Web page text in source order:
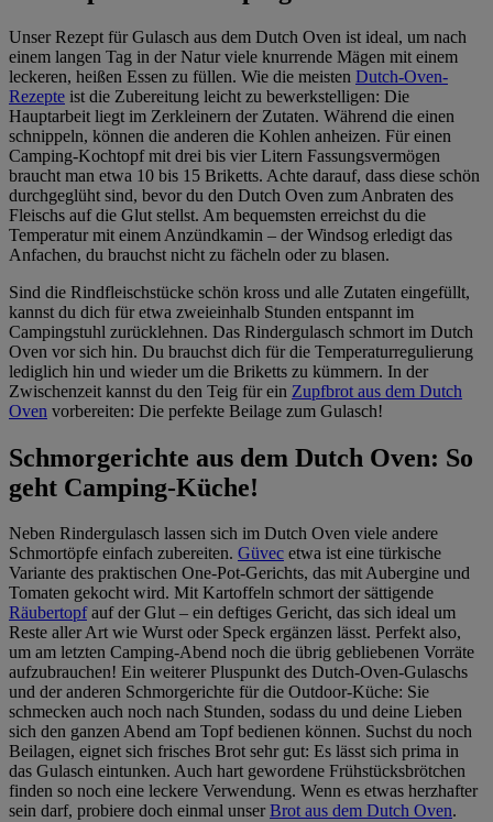
Unser Rezept für Gulasch aus dem Dutch Oven ist ideal, um nach
einem langen Tag in der Natur viele knurrende Mägen mit einem
leckeren, heißen Essen zu füllen. Wie die meisten Dutch-Oven-
Rezepte ist die Zubereitung leicht zu bewerkstelligen: Die
Hauptarbeit liegt im Zerkleinern der Zutaten. Während die einen
schnippeln, können die anderen die Kohlen anheizen. Für einen
Camping-Kochtopf mit drei bis vier Litern Fassungsvermögen
braucht man etwa 10 bis 15 Briketts. Achte darauf, dass diese schön
durchgeglüht sind, bevor du den Dutch Oven zum Anbraten des
Fleischs auf die Glut stellst. Am bequemsten erreichst du die
Temperatur mit einem Anzündkamin – der Windsog erledigt das
Anfachen, du brauchst nicht zu fächeln oder zu blasen.
Sind die Rindfleischstücke schön kross und alle Zutaten eingefüllt,
kannst du dich für etwa zweieinhalb Stunden entspannt im
Campingstuhl zurücklehnen. Das Rindergulasch schmort im Dutch
Oven vor sich hin. Du brauchst dich für die Temperaturregulierung
lediglich hin und wieder um die Briketts zu kümmern. In der
Zwischenzeit kannst du den Teig für ein Zupfbrot aus dem Dutch
Oven vorbereiten: Die perfekte Beilage zum Gulasch!
Schmorgerichte aus dem Dutch Oven: So
geht Camping-Küche!
Neben Rindergulasch lassen sich im Dutch Oven viele andere
Schmortöpfe einfach zubereiten. Güvec etwa ist eine türkische
Variante des praktischen One-Pot-Gerichts, das mit Aubergine und
Tomaten gekocht wird. Mit Kartoffeln schmort der sättigende
Räubertopfauf der Glut – ein deftiges Gericht, das sich ideal um
Reste aller Art wie Wurst oder Speck ergänzen lässt. Perfekt also,
um am letzten Camping-Abend noch die übrig gebliebenen Vorräte
aufzubrauchen! Ein weiterer Pluspunkt des Dutch-Oven-Gulaschs
und der anderen Schmorgerichte für die Outdoor-Küche: Sie
schmecken auch noch nach Stunden, sodass du und deine Lieben
sich den ganzen Abend am Topf bedienen können. Suchst du noch
Beilagen, eignet sich frisches Brot sehr gut: Es lässt sich prima in
das Gulasch eintunken. Auch hart gewordene Frühstücksbrötchen
finden so noch eine leckere Verwendung. Wenn es etwas herzhafter
sein darf, probiere doch einmal unserBrot aus dem Dutch Oven.